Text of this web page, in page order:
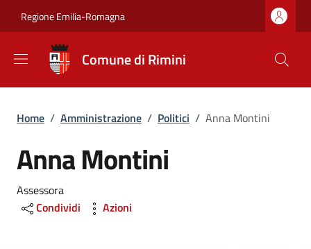
Regione Emilia-Romagna
Comune di Rimini
Briciole di pane
Home / Amministrazione / Politici / Anna Montini
Anna Montini
Assessora
Condividi
Azioni